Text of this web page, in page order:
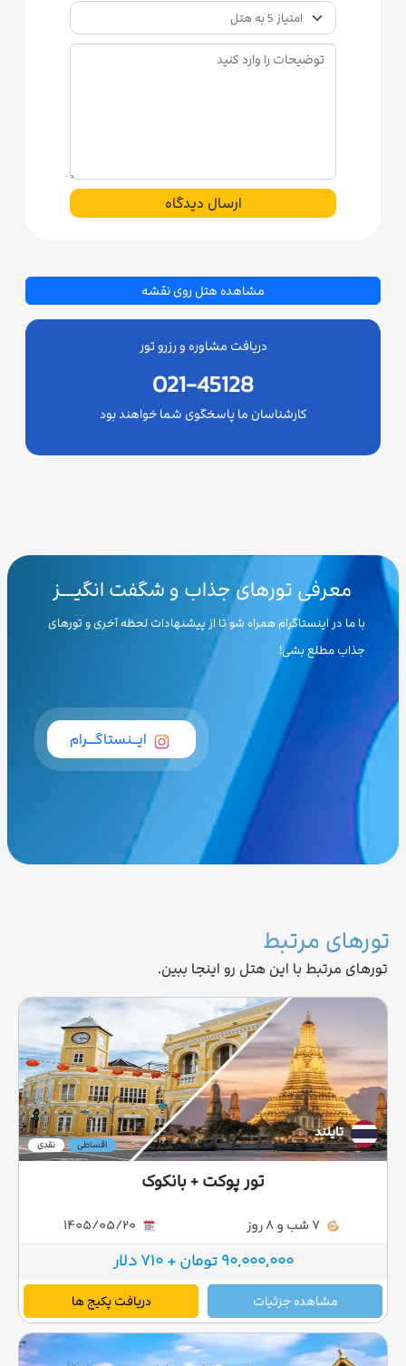
ارسال دیدگاه
مشاهده هتل روی نقشه
دریافت مشاوره و رزرو تور
021-45128
کارشناسان ما پاسخگوی شما خواهند بود
معرفی تورهای جذاب و شگفت انگیـــز
با ما در اینستاگرام همراه شو تا از پیشنهادات لحظه آخری و تورهای
جذاب مطلع بشی!
ایــنستاگـــرام
تورهای مرتبط
تورهای مرتبط با این هتل رو اینجا ببین.
تایلند
نقدی اقساطی
تور پوکت + بانکوک
90,000,000 تومان + 710 دلار
مشاهده جزئیات دریافت پکیج ها